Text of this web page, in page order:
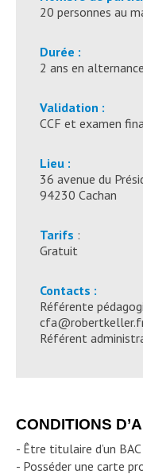
20 personnes au
Durée :
2 ans en alternance
Validation :
CCF et examen
Lieu :
36 avenue du
94230 Cachan
Tarifs :
Gratuit
Contacts :
Référente
Référent
CONDITIONS
- Être titulaire d’un
- Posséder une carte